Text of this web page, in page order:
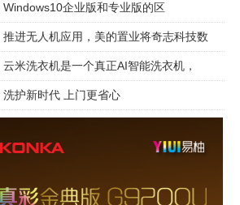
Windows10企业版和专业版的区
推进无人机应用，美的置业将奇志科技数
云米洗衣机是一个真正AI智能洗衣机，
洗护新时代 上门更省心